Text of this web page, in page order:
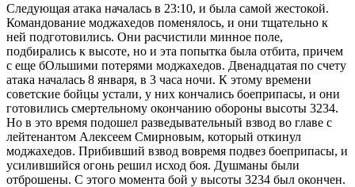
Следующая атака началась в 23:10, и была самой жестокой.
Командование моджахедов поменялось, и они тщательно к
ней подготовились. Они расчистили минное поле,
подбирались к высоте, но и эта попытка была отбита, причем
с еще бОльшими потерями моджахедов. Двенадцатая по счету
атака началась 8 января, в 3 часа ночи. К этому времени
советские бойцы устали, у них кончались боеприпасы, и они
готовились смертельному окончанию обороны высоты 3234.
Но в это время подошел разведывательный взвод во главе с
лейтенантом Алексеем Смирновым, который откинул
моджахедов. Прибивший взвод вовремя подвез боеприпасы, и
усилившийся огонь решил исход боя. Душманы были
отброшены. С этого момента бой у высоты 3234 был окончен.